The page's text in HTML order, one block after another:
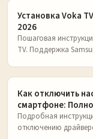
Установка Voka
2026
Пошаговая
TV. Поддержка
Как отключить
смартфоне:
Подробная
отключению